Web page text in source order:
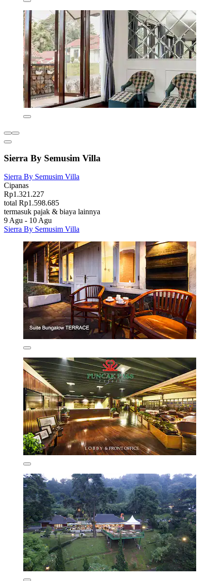
Sierra By Semusim Villa
Sierra By Semusim Villa
Cipanas
Rp1.321.227
total Rp1.598.685
termasuk pajak & biaya lainnya
9 Agu - 10 Agu
Sierra By Semusim Villa